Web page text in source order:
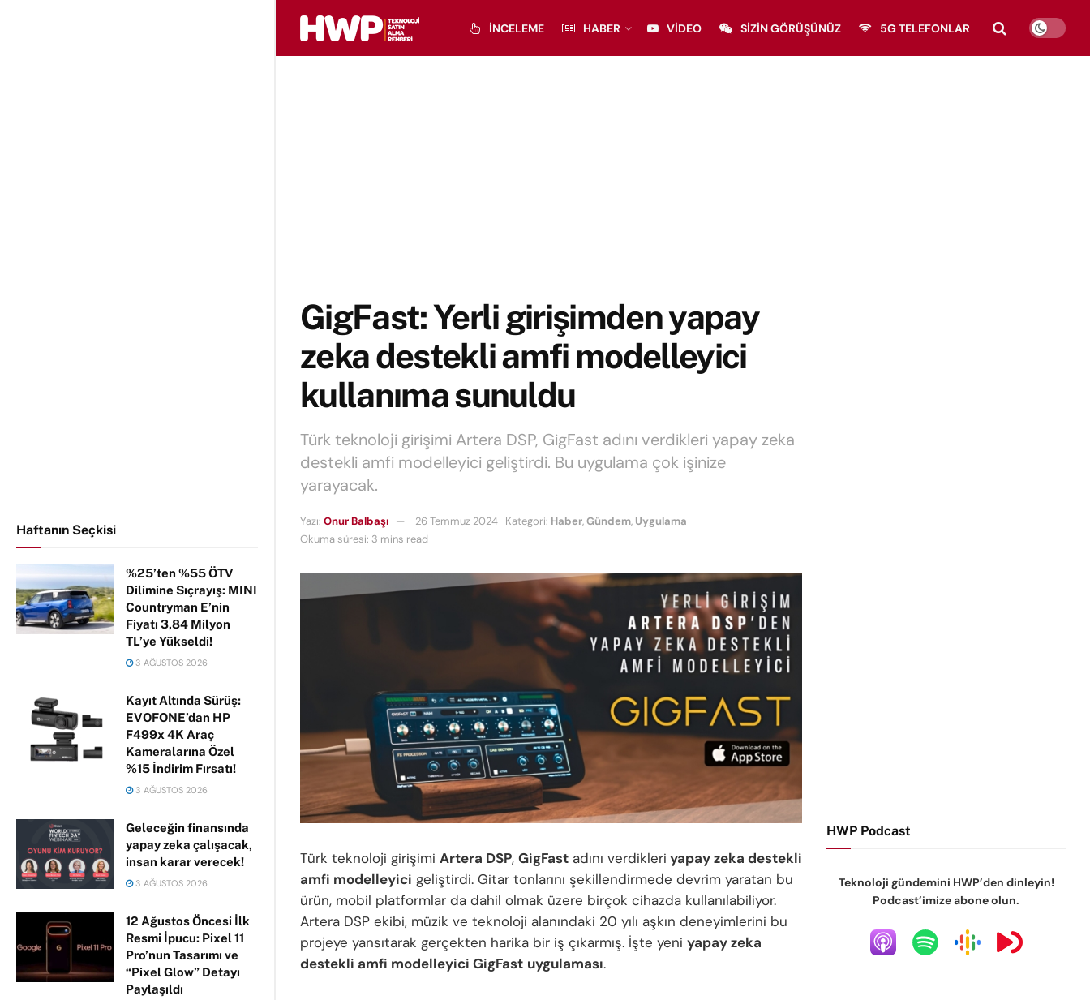
Haftanın Seçkisi
%25’ten %55 ÖTV
Dilimine Sıçrayış: MINI
Countryman E’nin
Fiyatı 3,84 Milyon
TL’ye Yükseldi!
3 AĞUSTOS 2026
Kayıt Altında Sürüş:
EVOFONE’dan HP
F499x 4K Araç
Kameralarına Özel
%15 İndirim Fırsatı!
3 AĞUSTOS 2026
Geleceğin finansında
yapay zeka çalışacak,
insan karar verecek!
3 AĞUSTOS 2026
12 Ağustos Öncesi İlk
Resmi İpucu: Pixel 11
Pro’nun Tasarımı ve
“Pixel Glow” Detayı
Paylaşıldı
İNCELEME HABER VIDEO SIZIN GÖRÜŞÜNÜZ 5G TELEFONLAR
GigFast: Yerli girişimden yapay
zeka destekli amfi modelleyici
kullanıma sunuldu
Türk teknoloji girişimi Artera DSP, GigFast adını verdikleri yapay zeka
destekli amfi modelleyici geliştirdi. Bu uygulama çok işinize
yarayacak.
Yazı: Onur Balbaşı 26 Temmuz 2024 Kategori: Haber,Gündem, Uygulama
Okuma süresi: 3 mins read
Türk teknoloji girişimi Artera DSP, GigFast adını verdikleri yapay zeka destekli
amfi modelleyici geliştirdi. Gitar tonlarını şekillendirmede devrim yaratan bu
ürün, mobil platformlar da dahil olmak üzere birçok cihazda kullanılabiliyor.
Artera DSP ekibi, müzik ve teknoloji alanındaki 20 yılı aşkın deneyimlerini bu
projeye yansıtarak gerçekten harika bir iş çıkarmış. İşte yeni yapay zeka
destekli amfi modelleyici GigFast uygulaması.
HWP Podcast
Teknoloji gündemini HWP’den dinleyin!
Podcast’imize abone olun.